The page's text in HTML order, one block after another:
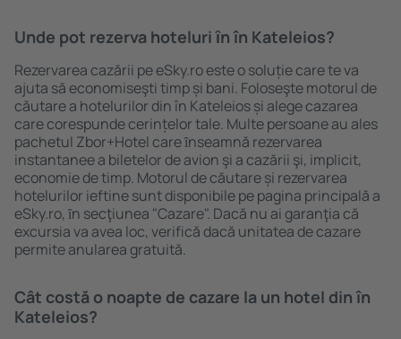
Unde pot rezerva hoteluri ȋn în Kateleios?
Rezervarea cazării pe eSky.ro este o soluție care te va
ajuta să economiseşti timp și bani. Foloseşte motorul de
căutare a hotelurilor din în Kateleios și alege cazarea
care corespunde cerințelor tale. Multe persoane au ales
pachetul Zbor+Hotel care ȋnseamnă rezervarea
instantanee a biletelor de avion şi a cazării şi, implicit,
economie de timp. Motorul de căutare și rezervarea
hotelurilor ieftine sunt disponibile pe pagina principală a
eSky.ro, ȋn secţiunea "Cazare". Dacă nu ai garanţia că
excursia va avea loc, verifică dacă unitatea de cazare
permite anularea gratuită.
Cât costă o noapte de cazare la un hotel din în
Kateleios?